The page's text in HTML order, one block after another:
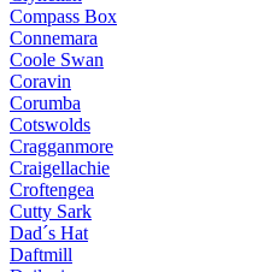
Compass Box
Connemara
Coole Swan
Coravin
Corumba
Cotswolds
Cragganmore
Craigellachie
Croftengea
Cutty Sark
Dad´s Hat
Daftmill